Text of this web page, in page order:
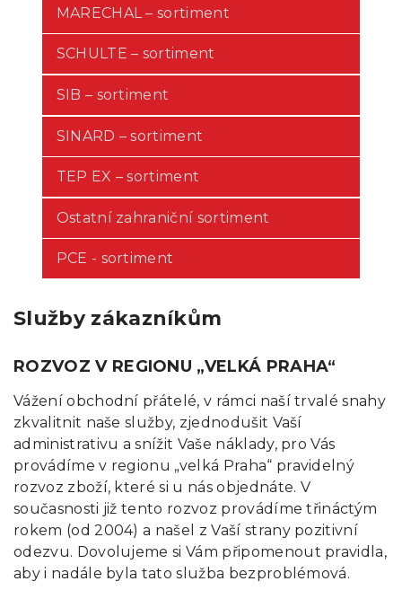
MARECHAL – sortiment
SCHULTE – sortiment
SIB – sortiment
SINARD – sortiment
TEP EX – sortiment
Ostatní zahraniční sortiment
PCE - sortiment
Služby zákazníkům
ROZVOZ V REGIONU „VELKÁ PRAHA“
Vážení obchodní přátelé, v rámci naší trvalé snahy
zkvalitnit naše služby, zjednodušit Vaší
administrativu a snížit Vaše náklady, pro Vás
provádíme v regionu „velká Praha“ pravidelný
rozvoz zboží, které si u nás objednáte. V
současnosti již tento rozvoz provádíme třináctým
rokem (od 2004) a našel z Vaší strany pozitivní
odezvu. Dovolujeme si Vám připomenout pravidla,
aby i nadále byla tato služba bezproblémová.